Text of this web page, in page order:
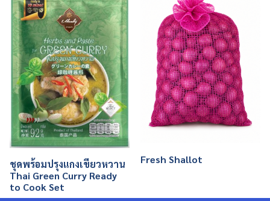
ชุดพร้อมปรุงแกงเขียวหวาน
Thai Green Curry Ready
to Cook Set
Fresh Shallot